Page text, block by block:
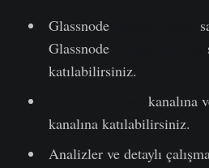
Glassnode
Glassnode
katılabilirsiniz.
kanalına
kanalına katılabilirsiniz.
Analizler ve detaylı